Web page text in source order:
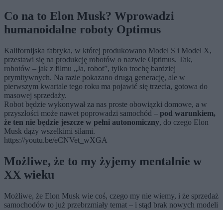
Co na to Elon Musk? Wprowadzi
humanoidalne roboty Optimus
Kalifornijska fabryka, w której produkowano Model S i Model X,
przestawi się na produkcję robotów o nazwie Optimus. Tak,
robotów – jak z filmu „Ja, robot”, tylko trochę bardziej
prymitywnych. Na razie pokazano drugą generację, ale w
pierwszym kwartale tego roku ma pojawić się trzecia, gotowa do
masowej sprzedaży.
Robot będzie wykonywał za nas proste obowiązki domowe, a w
przyszłości może nawet poprowadzi samochód – pod warunkiem,
że ten nie będzie jeszcze w pełni autonomiczny, do czego Elon
Musk dąży wszelkimi siłami.
https://youtu.be/eCNVet_wXGA
Możliwe, że to my żyjemy mentalnie w
XX wieku
Możliwe, że Elon Musk wie coś, czego my nie wiemy, i że sprzedaż
samochodów to już przebrzmiały temat – i stąd brak nowych modeli